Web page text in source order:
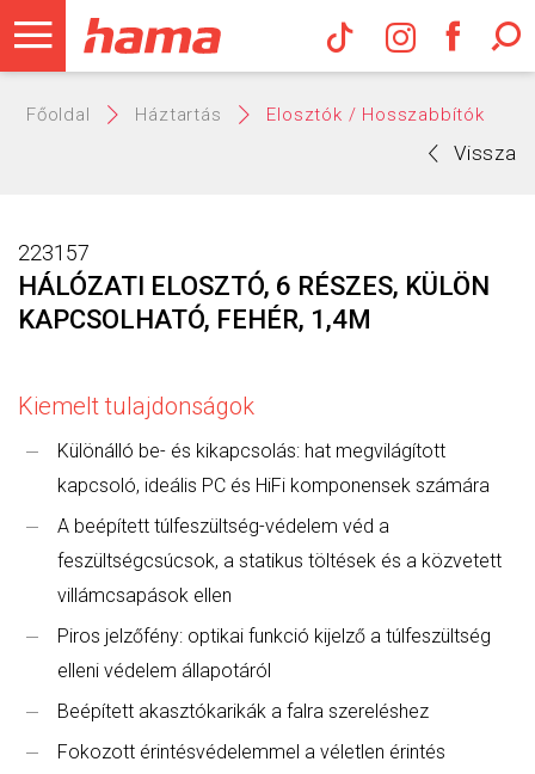
Hama
Főoldal Háztartás Elosztók / Hosszabbítók
Vissza
223157
HÁLÓZATI ELOSZTÓ, 6 RÉSZES, KÜLÖN
KAPCSOLHATÓ, FEHÉR, 1,4M
Kiemelt tulajdonságok
Különálló be- és kikapcsolás: hat megvilágított
kapcsoló, ideális PC és HiFi komponensek számára
A beépített túlfeszültség-védelem véd a
feszültségcsúcsok, a statikus töltések és a közvetett
villámcsapások ellen
Piros jelzőfény: optikai funkció kijelző a túlfeszültség
elleni védelem állapotáról
Beépített akasztókarikák a falra szereléshez
Fokozott érintésvédelemmel a véletlen érintés